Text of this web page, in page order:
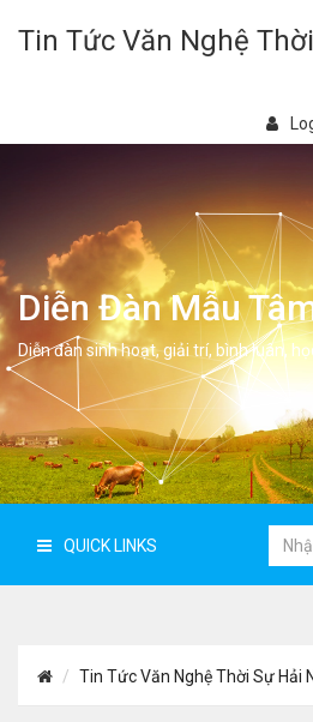
Tin Tức Văn Nghệ
Diễn Đàn Mẫu
Diễn đàn sinh hoạt, giải trí, bình luân,
QUICK LINKS
Tin Tức Văn Nghệ Thời Sự Hải